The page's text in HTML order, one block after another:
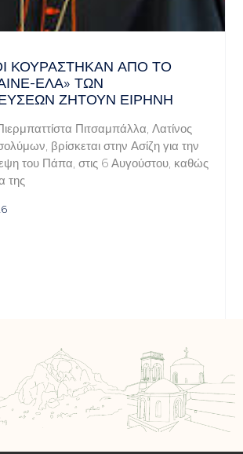
ΚΟΥΡΆΣΤΗΚΑΝ ΑΠΌ ΤΟ
ΈΛΑ» ΤΩΝ
ΖΗΤΟΎΝ ΕΙΡΉΝΗ
Πιτσαμπάλλα, Λατίνος
βρίσκεται στην Ασίζη για την
του Πάπα, στις 6 Αυγούστου, καθώς
της